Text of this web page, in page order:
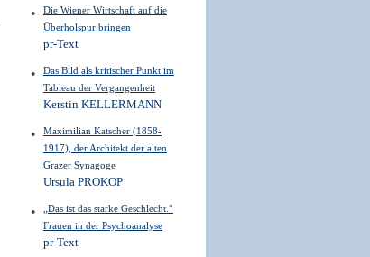
Die Wiener Wirtschaft auf die
Überholspur bringen
pr-Text
Das Bild als kritischer Punkt im
Tableau der Vergangenheit
Kerstin KELLERMANN
Maximilian Katscher (1858-
1917), der Architekt der alten
Grazer Synagoge
Ursula PROKOP
„Das ist das starke Geschlecht.“
Frauen in der Psychoanalyse
pr-Text